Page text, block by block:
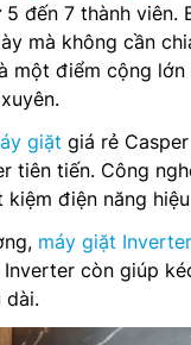
đến 7 thành viên.
mà không cần
một điểm cộng
giặt giá rẻ
tiên tiến. Công
điện năng
máy giặt Inverter
còn giúp
dài.